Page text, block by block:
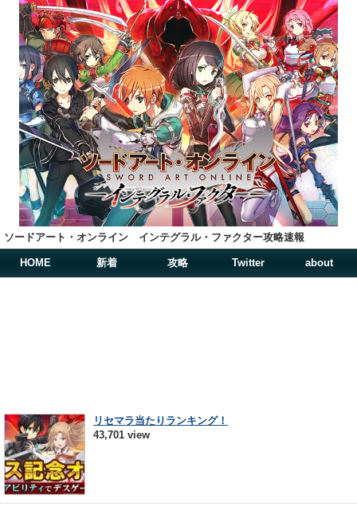
ソードアート・オンライン インテグラル・ファクター攻略速報
HOME 新着 攻略 Twitter about
リセマラ当たりランキング！
43,701 view